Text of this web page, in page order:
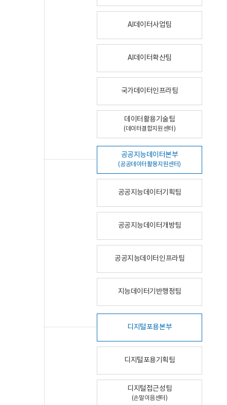
AI데이터사업팀
AI데이터확산팀
국가데이터인프라팀
데이터활용기술팀
(데이터결합지원센터)
공공지능데이터본부
(공공데이터활용지원센터)
공공지능데이터기획팀
공공지능데이터개방팀
공공지능데이터인프라팀
지능데이터기반행정팀
디지털포용본부
디지털포용기획팀
디지털접근성팀
(손말이음센터)